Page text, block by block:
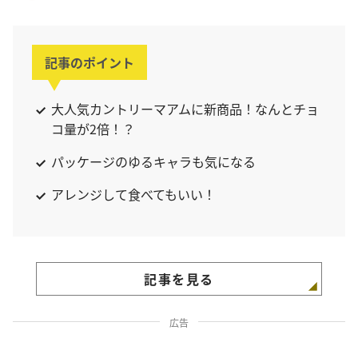
記事のポイント
大人気カントリーマアムに新商品！なんとチョ
コ量が2倍！？
パッケージのゆるキャラも気になる
アレンジして食べてもいい！
記事を見る
広告